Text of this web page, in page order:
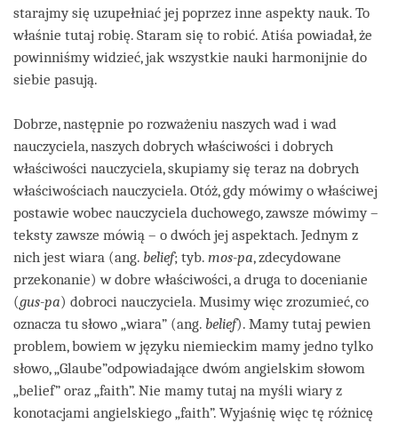
starajmy się uzupełniać jej poprzez inne aspekty nauk. To
właśnie tutaj robię. Staram się to robić. Atiśa powiadał, że
powinniśmy widzieć, jak wszystkie nauki harmonijnie do
siebie pasują.
Dobrze, następnie po rozważeniu naszych wad i wad
nauczyciela, naszych dobrych właściwości i dobrych
właściwości nauczyciela, skupiamy się teraz na dobrych
właściwościach nauczyciela. Otóż, gdy mówimy o właściwej
postawie wobec nauczyciela duchowego, zawsze mówimy –
teksty zawsze mówią – o dwóch jej aspektach. Jednym z
nich jest wiara (ang. belief; tyb. mos-pa, zdecydowane
przekonanie) w dobre właściwości, a druga to docenianie
(gus-pa) dobroci nauczyciela. Musimy więc zrozumieć, co
oznacza tu słowo „wiara” (ang. belief). Mamy tutaj pewien
problem, bowiem w języku niemieckim mamy jedno tylko
słowo, „Glaube”odpowiadające dwóm angielskim słowom
„belief” oraz „faith”. Nie mamy tutaj na myśli wiary z
konotacjami angielskiego „faith”. Wyjaśnię więc tę różnicę